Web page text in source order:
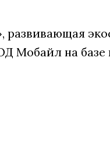
Мобайл на